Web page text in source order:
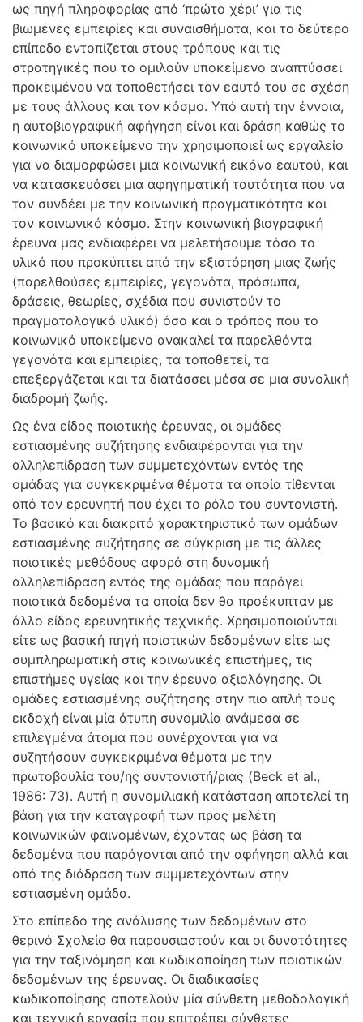
ως πηγή πληροφορίας από ‘πρώτο χέρι’ για τις
βιωμένες εμπειρίες και συναισθήματα, και το δεύτερο
επίπεδο εντοπίζεται στους τρόπους και τις
στρατηγικές που το ομιλούν υποκείμενο αναπτύσσει
προκειμένου να τοποθετήσει τον εαυτό του σε σχέση
με τους άλλους και τον κόσμο. Υπό αυτή την έννοια,
η αυτοβιογραφική αφήγηση είναι και δράση καθώς το
κοινωνικό υποκείμενο την χρησιμοποιεί ως εργαλείο
για να διαμορφώσει μια κοινωνική εικόνα εαυτού, και
να κατασκευάσει μια αφηγηματική ταυτότητα που να
τον συνδέει με την κοινωνική πραγματικότητα και
τον κοινωνικό κόσμο. Στην κοινωνική βιογραφική
έρευνα μας ενδιαφέρει να μελετήσουμε τόσο το
υλικό που προκύπτει από την εξιστόρηση μιας ζωής
(παρελθούσες εμπειρίες, γεγονότα, πρόσωπα,
δράσεις, θεωρίες, σχέδια που συνιστούν το
πραγματολογικό υλικό) όσο και ο τρόπος που το
κοινωνικό υποκείμενο ανακαλεί τα παρελθόντα
γεγονότα και εμπειρίες, τα τοποθετεί, τα
επεξεργάζεται και τα διατάσσει μέσα σε μια συνολική
διαδρομή ζωής.
Ως ένα είδος ποιοτικής έρευνας, οι ομάδες
εστιασμένης συζήτησης ενδιαφέρονται για την
αλληλεπίδραση των συμμετεχόντων εντός της
ομάδας για συγκεκριμένα θέματα τα οποία τίθενται
από τον ερευνητή που έχει το ρόλο του συντονιστή.
Το βασικό και διακριτό χαρακτηριστικό των ομάδων
εστιασμένης συζήτησης σε σύγκριση με τις άλλες
ποιοτικές μεθόδους αφορά στη δυναμική
αλληλεπίδραση εντός της ομάδας που παράγει
ποιοτικά δεδομένα τα οποία δεν θα προέκυπταν με
άλλο είδος ερευνητικής τεχνικής. Χρησιμοποιούνται
είτε ως βασική πηγή ποιοτικών δεδομένων είτε ως
συμπληρωματική στις κοινωνικές επιστήμες, τις
επιστήμες υγείας και την έρευνα αξιολόγησης. Οι
ομάδες εστιασμένης συζήτησης στην πιο απλή τους
εκδοχή είναι μία άτυπη συνομιλία ανάμεσα σε
επιλεγμένα άτομα που συνέρχονται για να
συζητήσουν συγκεκριμένα θέματα με την
πρωτοβουλία του/ης συντονιστή/ριας (Beck et al.,
1986: 73). Αυτή η συνομιλιακή κατάσταση αποτελεί τη
βάση για την καταγραφή των προς μελέτη
κοινωνικών φαινομένων, έχοντας ως βάση τα
δεδομένα που παράγονται από την αφήγηση αλλά και
από της διάδραση των συμμετεχόντων στην
εστιασμένη ομάδα.
Στο επίπεδο της ανάλυσης των δεδομένων στο
θερινό Σχολείο θα παρουσιαστούν και οι δυνατότητες
για την ταξινόμηση και κωδικοποίηση των ποιοτικών
δεδομένων της έρευνας. Οι διαδικασίες
κωδικοποίησης αποτελούν μία σύνθετη μεθοδολογική
και τεχνική εργασία που επιτρέπει σύνθετες